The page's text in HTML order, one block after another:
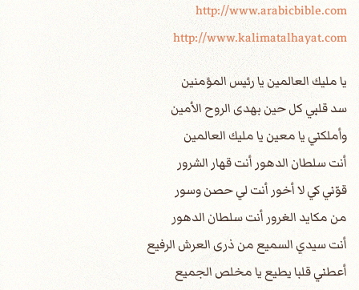
http://www.arabicbible.com
http://www.kalimatalhayat.com
يا مليك العالمين يا رئيس المؤمنين
سد قلبي كل حين بهدى الروح الأمين
وأملكني يا معين يا مليك العالمين
أنت سلطان الدهور أنت قهار الشرور
قوّني كي لا أخور أنت لي حصن وسور
من مكايد الغرور أنت سلطان الدهور
أنت سيدي السميع من ذرى العرش الرفيع
أعطني قلبا يطيع يا مخلص الجميع